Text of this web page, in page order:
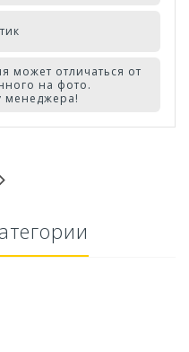
может отличаться от
на фото.
менеджера!